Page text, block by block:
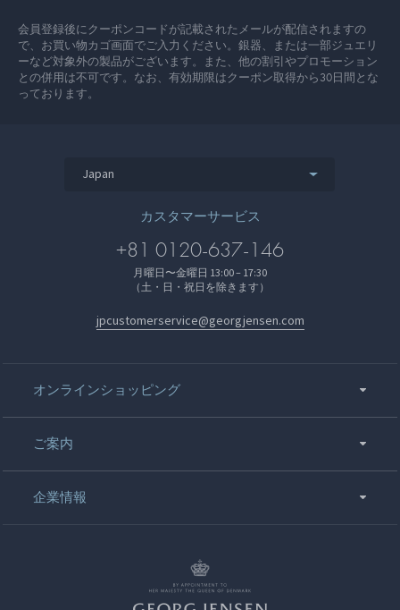
会員登録後にクーポンコードが記載されたメールが配信されますの
で、お買い物カゴ画面でご入力ください。銀器、または一部ジュエリ
ーなど対象外の製品がございます。また、他の割引やプロモーション
との併用は不可です。なお、有効期限はクーポン取得から30日間とな
っております。
Japan
カスタマーサービス
+81 0120-637-146
月曜日〜金曜日 13:00 – 17:30
（土・日・祝日を除きます）
jpcustomerservice@georgjensen.com
オンラインショッピング
ご案内
企業情報